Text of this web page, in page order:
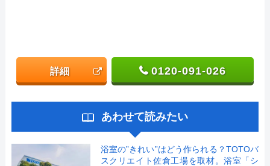
詳細 0120-091-026
あわせて読みたい
浴室の”きれい”はどう作られる？TOTOバ
スクリエイト佐倉工場を取材。浴室「シ